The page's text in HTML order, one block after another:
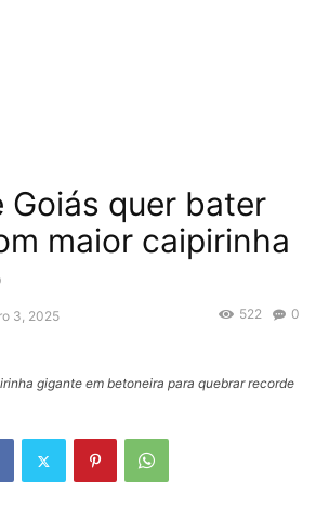
Goiás quer bater
maior caipirinha
3, 2025 0
522
gigante em betoneira para quebrar recorde